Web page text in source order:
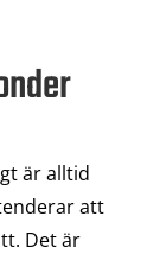
är alltid
att
Det är